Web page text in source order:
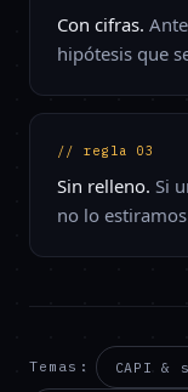
Con cifras.
hipótesis que
// regla 03
Sin relleno. Si
no lo
Temas: CAPI &